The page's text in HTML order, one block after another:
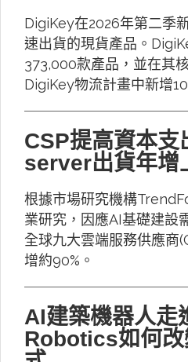
DigiKey在2026年第二季
速出貨的現貨產品。
373,000款產品，並在其
DigiKey物流計畫中新增
CSP提高資本
server出貨年增
根據市場研究機構
業研究，因應AI基礎建設
全球九大雲端服務供應商
增約90%。
AI建築機器人
Robotics如何改